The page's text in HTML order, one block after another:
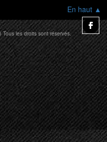
En haut ▲
les droits sont réservés.